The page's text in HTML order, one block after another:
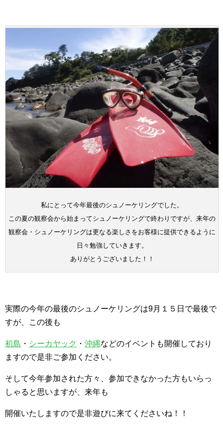
私にとって今年最後のシュノーケリングでした。
この夏の観察会から始まってシュノーケリングで終わりですが、来年の
観察会・シュノーケリングは更なる楽しさをお客様に提供できるように
日々勉強していきます。
ありがとうございました！！
実際の今年の最後のシュノーケリングは9月１５日で最後で
すが、この後も
初島 ・ シーカヤック ・ 沖縄などのイベントも開催しており
ますので是非ご参加ください。
そして今年参加された方々、参加できなかった方もいらっ
しゃると思いますが、来年も
開催いたしますので是非遊びに来てくださいね！！